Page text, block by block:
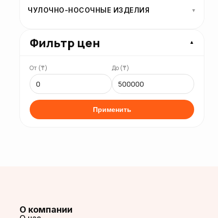
ЧУЛОЧНО-НОСОЧНЫЕ ИЗДЕЛИЯ ▼
Фильтр цен ▼
От (₸) До (₸)
Применить
О компании